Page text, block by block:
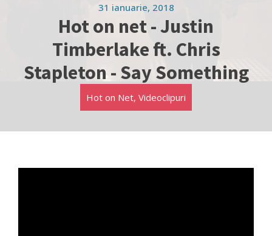
31 ianuarie, 2018
Hot on net - Justin
Timberlake ft. Chris
Stapleton - Say Something
Hot on Net, Videoclipuri